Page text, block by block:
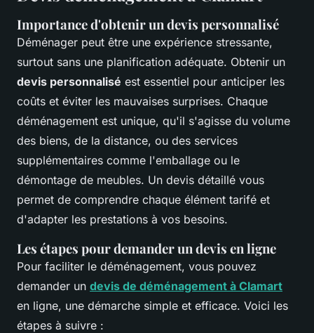
Importance d'obtenir un devis personnalisé
Déménager peut être une expérience stressante,
surtout sans une planification adéquate. Obtenir un
devis personnalisé est essentiel pour anticiper les
coûts et éviter les mauvaises surprises. Chaque
déménagement est unique, qu'il s'agisse du volume
des biens, de la distance, ou des services
supplémentaires comme l'emballage ou le
démontage de meubles. Un devis détaillé vous
permet de comprendre chaque élément tarifé et
d'adapter les prestations à vos besoins.
Les étapes pour demander un devis en ligne
Pour faciliter le déménagement, vous pouvez
demander un devis de déménagement à Clamart
en ligne, une démarche simple et efficace. Voici les
étapes à suivre :